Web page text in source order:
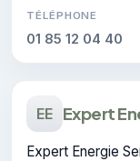
TÉLÉPHONE
01 85 12 04 40
EE Expert
Expert Energie